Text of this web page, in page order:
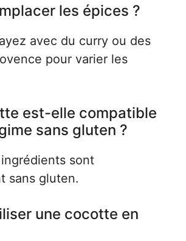
les épices ?
avec du curry ou des
pour varier les
est-elle compatible
sans gluten ?
sont
sans gluten.
une cocotte en